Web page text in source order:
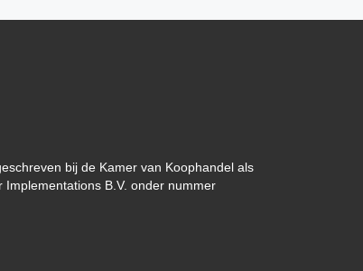
bij de Kamer van Koophandel als
Implementations B.V. onder nummer